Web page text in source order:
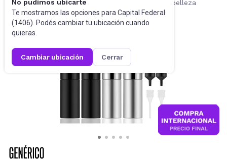
No pudimos ubicarte
Te mostramos las opciones para Capital Federal
(1406). Podés cambiar tu ubicación cuando
quieras.
cambiar ubicación cerrar
Belleza y Cuidado Corporal Accesorios de belleza